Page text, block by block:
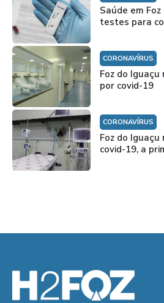
Saúde em
testes para
CORONAVÍRUS
Foz do
por covid-19
CORONAVÍRUS
Foz do
covid-19, a